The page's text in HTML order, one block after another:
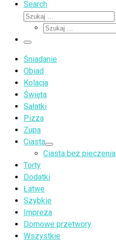
Search
Szukaj
Szukaj
Menu
Śniadanie
Obiad
Kolacja
Święta
Sałatki
Pizza
Zupa
Ciasta
Ciasta bez pieczenia
Torty
Dodatki
Łatwe
Szybkie
Impreza
Domowe przetwory
Wszystkie